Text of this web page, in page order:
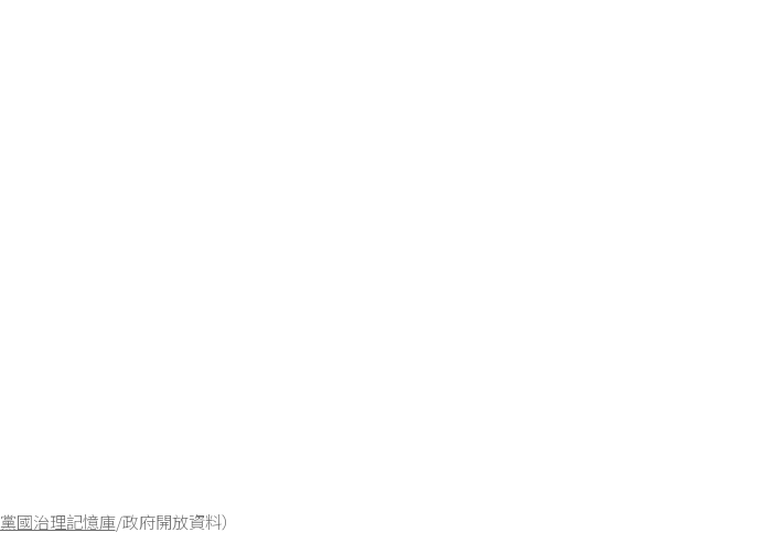
黨國治理記憶庫/政府開放資料）